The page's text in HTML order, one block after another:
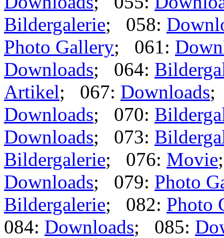
Bildergalerie; 058:
Photo Gallery; 061:
Downloads; 064:
Artikel; 067: Downloads;
Downloads; 070:
Downloads; 073:
Bildergalerie; 076: Movie
Downloads; 079: Photo
Bildergalerie; 082: Photo
084: Downloads; 085: